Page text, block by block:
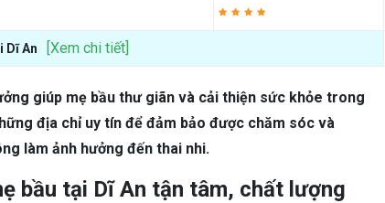
Dĩ An [Xem chi tiết]
giúp mẹ bầu thư giãn và cải thiện sức khỏe trong
địa chỉ uy tín để đảm bảo được chăm sóc và
làm ảnh hưởng đến thai nhi.
bầu tại Dĩ An tận tâm, chất lượng